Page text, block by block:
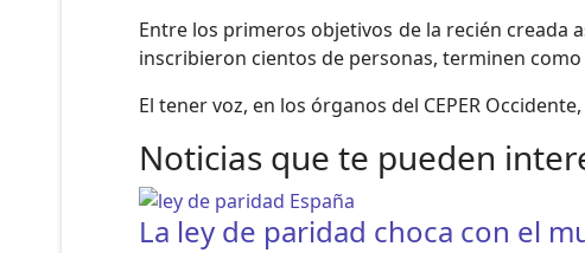
Entre los primeros objetivos de la recién creada
inscribieron cientos de personas, terminen
El tener voz, en los órganos del CEPER
Noticias que te pueden
La ley de paridad choca con el